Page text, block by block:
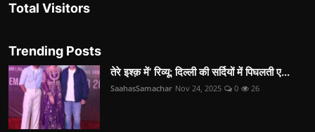
Total Visitors
Trending Posts
तेरे इश्क़ में’ रिव्यू: दिल्ली की सर्दियों में पिघलती ए...
SaahasSamachar Nov 24, 2025 0 26